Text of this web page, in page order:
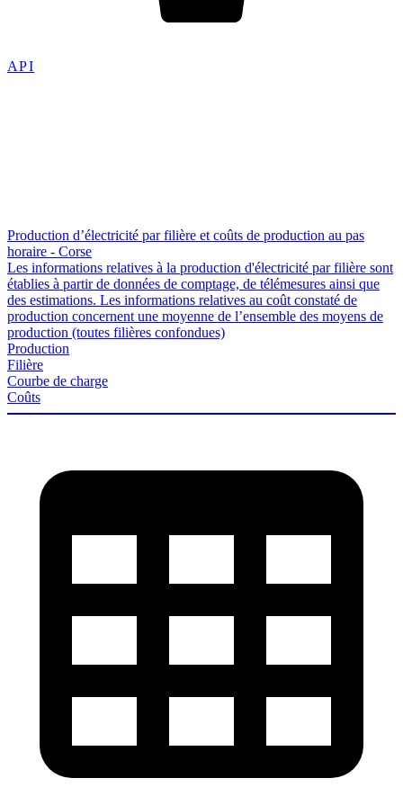
API
Production d’électricité par filière et coûts de production au pas
horaire - Corse
Les informations relatives à la production d'électricité par filière sont
établies à partir de données de comptage, de télémesures ainsi que
des estimations. Les informations relatives au coût constaté de
production concernent une moyenne de l’ensemble des moyens de
production (toutes filières confondues)
Production
Filière
Courbe de charge
Coûts